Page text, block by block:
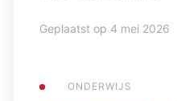
Geplaatst op 4 mei 2026
ONDERWIJS